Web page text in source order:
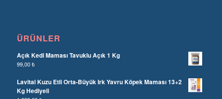
ÜRÜNLER
Açık Kedi Maması Tavuklu Açık 1 Kg
99,00₺
Lavital Kuzu Etli Orta-Büyük Irk Yavru Köpek Maması 13+2
Kg Hediyeli